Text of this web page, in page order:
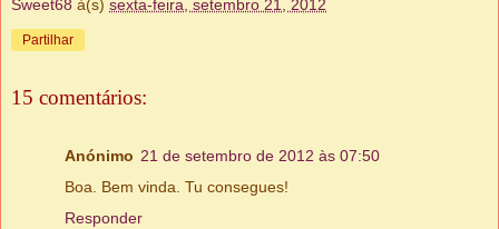
Sweet68 à(s) sexta-feira, setembro 21, 2012
Partilhar
15 comentários:
Anónimo 21 de setembro de 2012 às 07:50
Boa. Bem vinda. Tu consegues!
Responder